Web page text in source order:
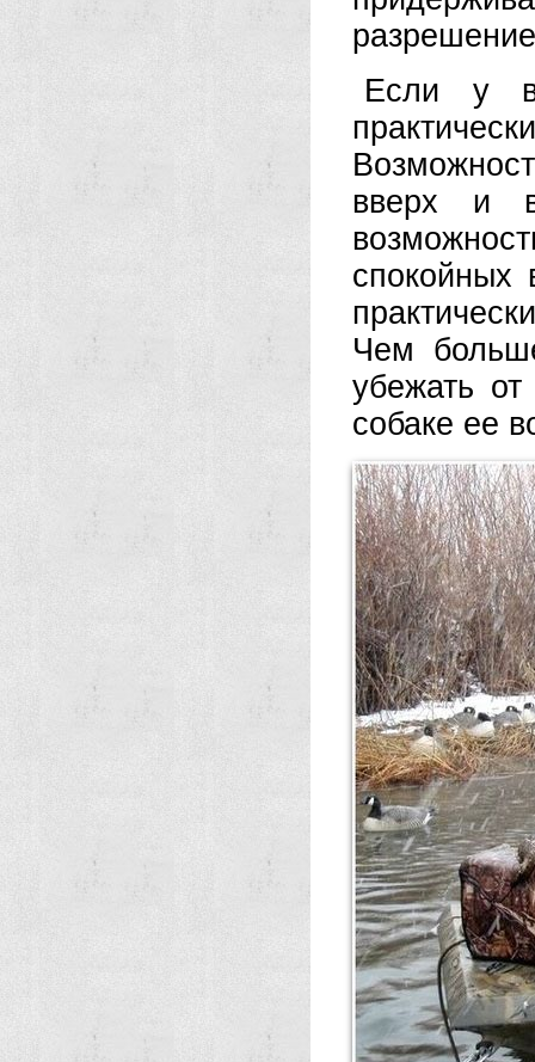
Если у
вверх и
спокойных
Чем
убежать
собаке ее